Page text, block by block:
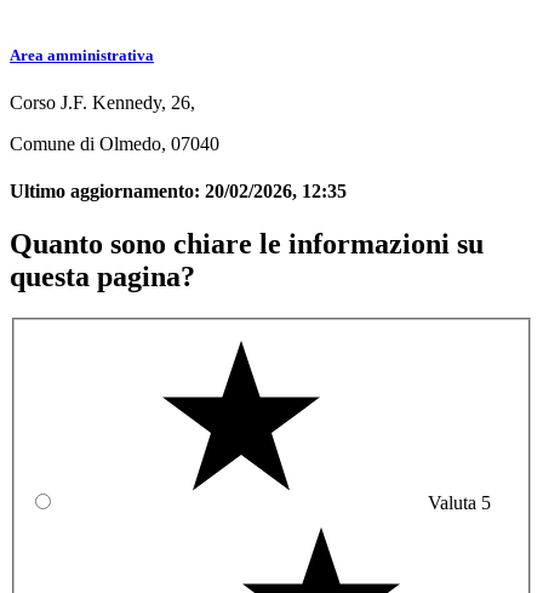
Area amministrativa
Corso J.F. Kennedy, 26,
Comune di Olmedo, 07040
Ultimo aggiornamento: 20/02/2026, 12:35
Quanto sono chiare le informazioni su
questa pagina?
Valuta 5